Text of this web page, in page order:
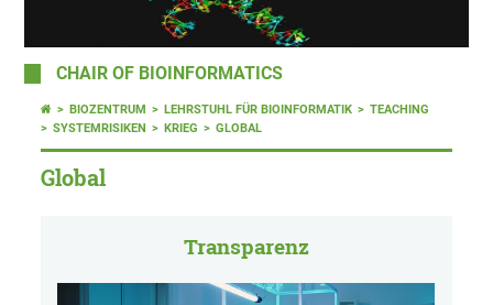
CHAIR OF BIOINFORMATICS
BIOZENTRUM LEHRSTUHL FÜR BIOINFORMATIK
TEACHING
SYSTEMRISIKEN
KRIEG GLOBAL
Global
Transparenz